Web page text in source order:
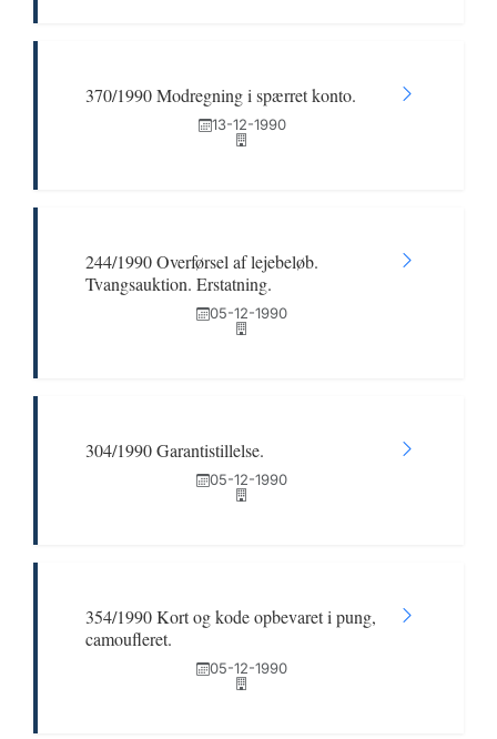
370/1990 Modregning i spærret konto.
13-12-1990
244/1990 Overførsel af lejebeløb.
Tvangsauktion. Erstatning.
05-12-1990
304/1990 Garantistillelse.
05-12-1990
354/1990 Kort og kode opbevaret i pung,
camoufleret.
05-12-1990